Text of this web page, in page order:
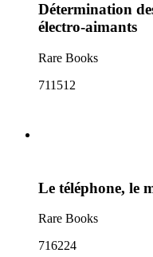
Détermination
électro-aimants
Rare Books
711512
Le téléphone, le
Rare Books
716224